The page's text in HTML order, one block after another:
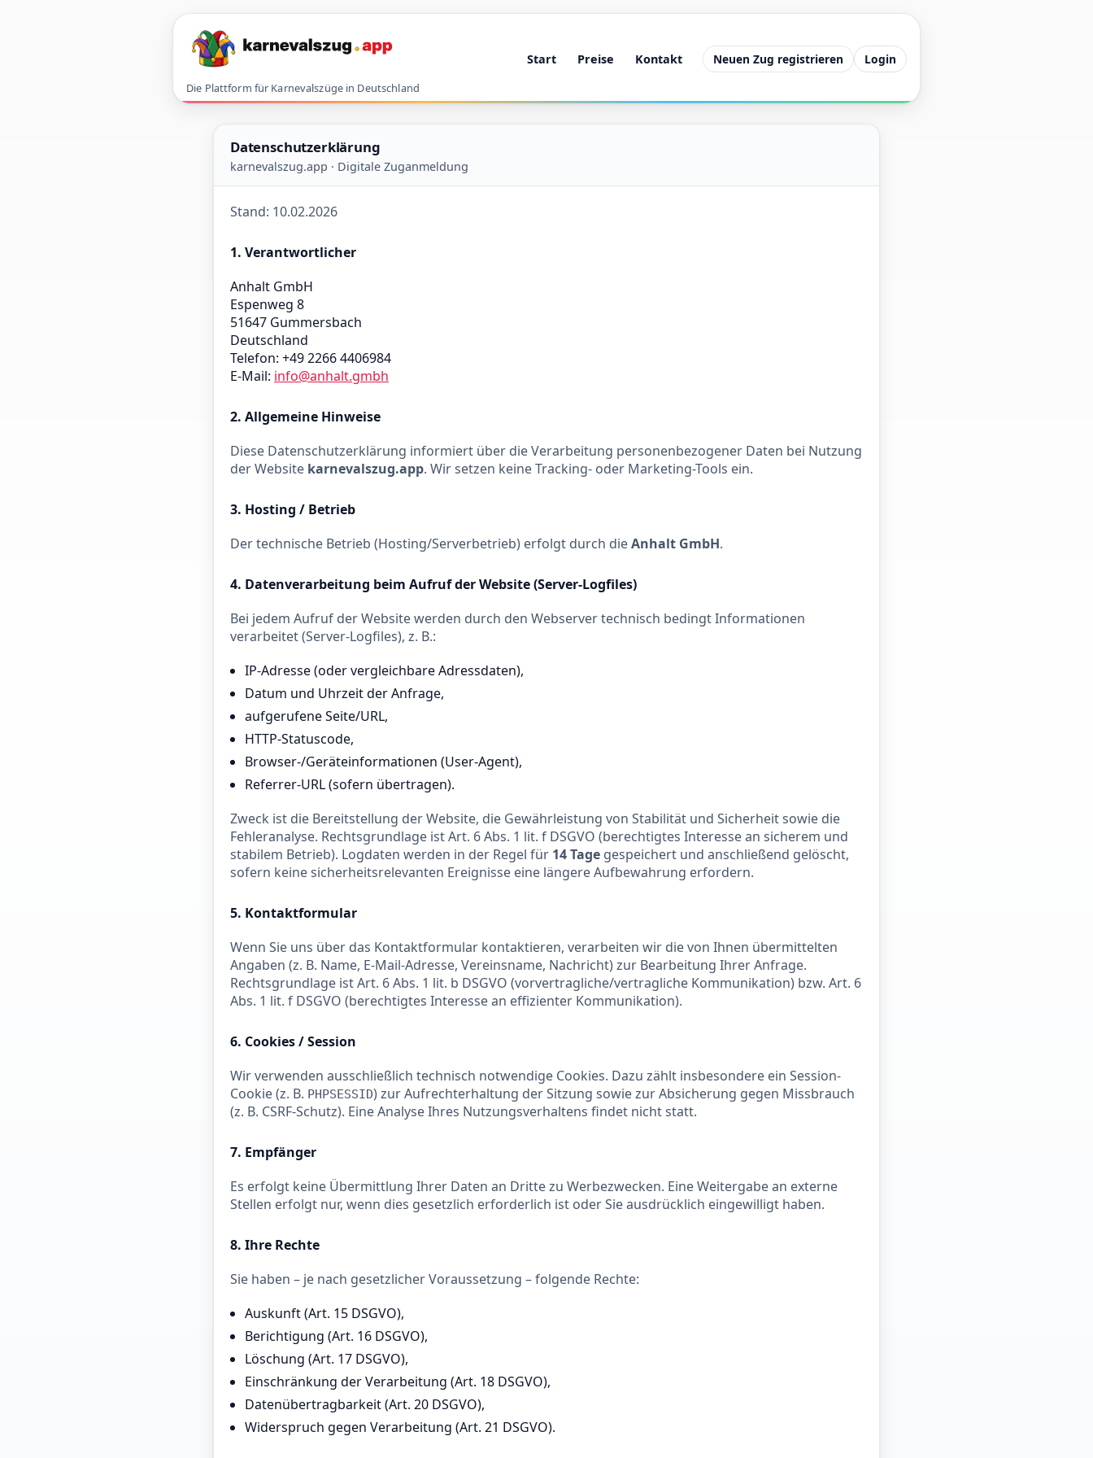
Die Plattform für Karnevalszüge in Deutschland
Start Preise Kontakt Neuen Zug registrieren Login
Datenschutzerklärung
karnevalszug.app · Digitale Zuganmeldung
Stand: 10.02.2026
1. Verantwortlicher
Anhalt GmbH
Espenweg 8
51647 Gummersbach
Deutschland
Telefon: +49 2266 4406984
E-Mail: info@anhalt.gmbh
2. Allgemeine Hinweise
Diese Datenschutzerklärung informiert über die Verarbeitung personenbezogener Daten bei Nutzung
der Website karnevalszug.app. Wir setzen keine Tracking- oder Marketing-Tools ein.
3. Hosting / Betrieb
Der technische Betrieb (Hosting/Serverbetrieb) erfolgt durch dieAnhalt GmbH.
4. Datenverarbeitung beim Aufruf der Website (Server-Logfiles)
Bei jedem Aufruf der Website werden durch den Webserver technisch bedingt Informationen
verarbeitet (Server-Logfiles), z. B.:
IP-Adresse (oder vergleichbare Adressdaten),
Datum und Uhrzeit der Anfrage,
aufgerufene Seite/URL,
HTTP-Statuscode,
Browser-/Geräteinformationen (User-Agent),
Referrer-URL (sofern übertragen).
Zweck ist die Bereitstellung der Website, die Gewährleistung von Stabilität und Sicherheit sowie die
Fehleranalyse. Rechtsgrundlage ist Art. 6 Abs. 1 lit. f DSGVO (berechtigtes Interesse an sicherem und
stabilem Betrieb). Logdaten werden in der Regel für 14 Tage gespeichert und anschließend gelöscht,
sofern keine sicherheitsrelevanten Ereignisse eine längere Aufbewahrung erfordern.
5. Kontaktformular
Wenn Sie uns über das Kontaktformular kontaktieren, verarbeiten wir die von Ihnen übermittelten
Angaben (z. B. Name, E-Mail-Adresse, Vereinsname, Nachricht) zur Bearbeitung Ihrer Anfrage.
Rechtsgrundlage ist Art. 6 Abs. 1 lit. b DSGVO (vorvertragliche/vertragliche Kommunikation) bzw. Art. 6
Abs. 1 lit. f DSGVO (berechtigtes Interesse an effizienter Kommunikation).
6. Cookies / Session
Wir verwenden ausschließlich technisch notwendige Cookies. Dazu zählt insbesondere ein Session-
Cookie (z. B. PHPSESSID) zur Aufrechterhaltung der Sitzung sowie zur Absicherung gegen Missbrauch
(z. B. CSRF-Schutz). Eine Analyse Ihres Nutzungsverhaltens findet nicht statt.
7. Empfänger
Es erfolgt keine Übermittlung Ihrer Daten an Dritte zu Werbezwecken. Eine Weitergabe an externe
Stellen erfolgt nur, wenn dies gesetzlich erforderlich ist oder Sie ausdrücklich eingewilligt haben.
8. Ihre Rechte
Sie haben – je nach gesetzlicher Voraussetzung – folgende Rechte:
Auskunft (Art. 15 DSGVO),
Berichtigung (Art. 16 DSGVO),
Löschung (Art. 17 DSGVO),
Einschränkung der Verarbeitung (Art. 18 DSGVO),
Datenübertragbarkeit (Art. 20 DSGVO),
Widerspruch gegen Verarbeitung (Art. 21 DSGVO).